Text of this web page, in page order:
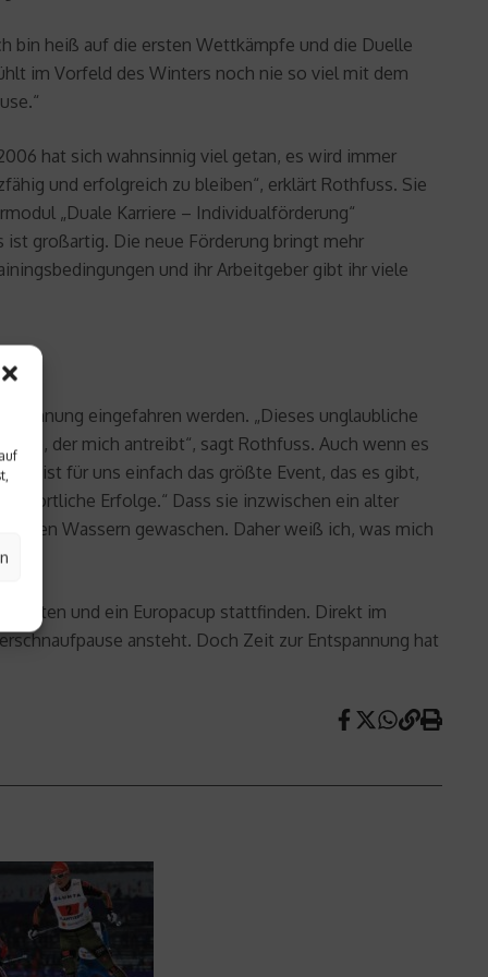
bin heiß auf die ersten Wettkämpfe und die Duelle
im Vorfeld des Winters noch nie so viel mit dem
hat sich wahnsinnig viel getan, es wird immer
und erfolgreich zu bleiben“, erklärt Rothfuss. Sie
„Duale Karriere – Individualförderung“
großartig. Die neue Förderung bringt mehr
und ihr Arbeitgeber gibt ihr viele
eingefahren werden. „Dieses unglaubliche
der mich antreibt“, sagt Rothfuss. Auch wenn es
ist für uns einfach das größte Event, das es gibt,
sportliche Erfolge.“ Dass sie inzwischen ein alter
allen Wassern gewaschen. Daher weiß ich, was mich
und ein Europacup stattfinden. Direkt im
ansteht. Doch Zeit zur Entspannung hat